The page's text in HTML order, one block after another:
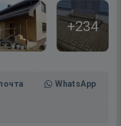
+234
WhatsApp